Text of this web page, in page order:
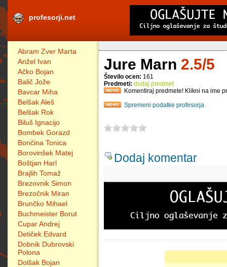
profesorji.net
Abram Zver Marta
Anžel Ivan
Ačko Bojan
Balič Jože
Bavcar Miha
Belšak Aleš
Belšak Rok
Biluš Ignacijo
Bombek Gorazd
Bončina Tonica
Borovinšek Matej
Boštjan Harl
Brajlih Tomaž
Brezovnik Simon
Brezočnik Miran
Brunčko Mihael
Buchmeister Borut
Cupar Andrej
Detiček Edvard
Dobnik Dubrovski
Polona
Dolšak Bojan
Jure Marn 2.5/5
Število ocen: 161
Predmeti: dodaj predmet
Komentiraj predmete! Klikni na ime
Spremeni podatke profesorja
Dodaj komentar